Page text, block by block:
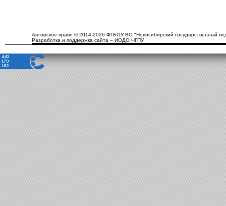
Авторское право © 2014-2026 ФГБОУ ВО "Новосибирский государственный
Разработка и поддержка сайта – ИОДО НГПУ